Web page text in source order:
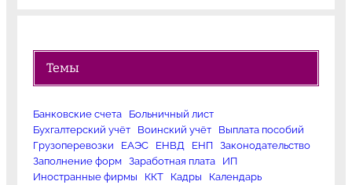
Темы
Банковские счета
Больничный лист
Бухгалтерский учёт
Воинский учёт
Выплата пособий
Грузоперевозки
ЕАЭС ЕНВД ЕНП
Законодательство
Заполнение форм
Заработная плата
ИП
Иностранные фирмы
ККТ Кадры
Календарь